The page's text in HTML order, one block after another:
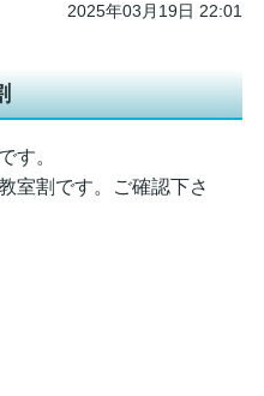
2025年03月19日 22:01
す。
室割です。ご確認下さ